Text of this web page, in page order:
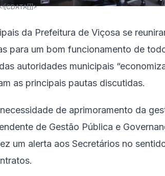
da Prefeitura de Viçosa se
para um bom funcionamento de
autoridades municipais
as principais pautas discutidas.
de aprimoramento da
de Gestão Pública e
um alerta aos Secretários no